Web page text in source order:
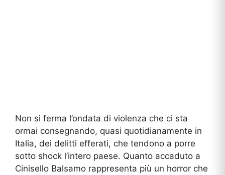
Non si ferma l’ondata di violenza che ci sta
ormai consegnando, quasi quotidianamente in
Italia, dei delitti efferati, che tendono a porre
sotto shock l’intero paese. Quanto accaduto a
Cinisello Balsamo rappresenta più un horror che